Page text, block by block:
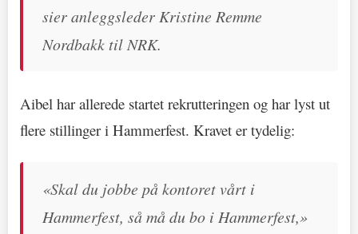
sier anleggsleder Kristine Remme
Nordbakk til NRK.
Aibel har allerede startet rekrutteringen og har lyst ut
flere stillinger i Hammerfest. Kravet er tydelig:
«Skal du jobbe på kontoret vårt i
Hammerfest, så må du bo i Hammerfest,»